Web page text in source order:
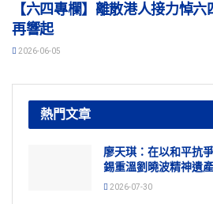
【六四專欄】離散港人接力悼
再響起
2026-06-05
熱門文章
廖天琪：在以和平抗
錫重溫劉曉波精神遺產
2026-07-30